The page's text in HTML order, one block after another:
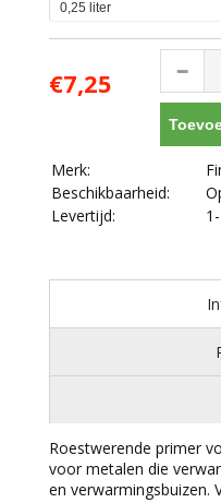
€7,25
Merk:
Beschikbaarheid:
Levertijd:
Roestwerende primer
voor metalen die
en verwarmingsbuizen.